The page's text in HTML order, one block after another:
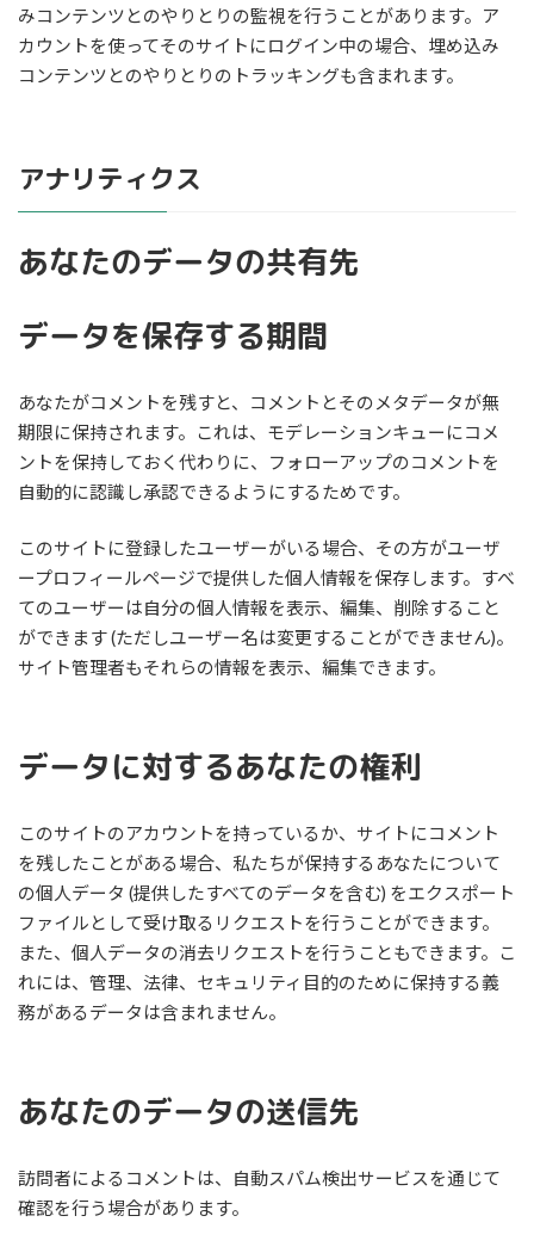
みコンテンツとのやりとりの監視を行うことがあります。ア
カウントを使ってそのサイトにログイン中の場合、埋め込み
コンテンツとのやりとりのトラッキングも含まれます。
アナリティクス
あなたのデータの共有先
データを保存する期間
あなたがコメントを残すと、コメントとそのメタデータが無
期限に保持されます。これは、モデレーションキューにコメ
ントを保持しておく代わりに、フォローアップのコメントを
自動的に認識し承認できるようにするためです。
このサイトに登録したユーザーがいる場合、その方がユーザ
ープロフィールページで提供した個人情報を保存します。すべ
てのユーザーは自分の個人情報を表示、編集、削除すること
ができます (ただしユーザー名は変更することができません)。
サイト管理者もそれらの情報を表示、編集できます。
データに対するあなたの権利
このサイトのアカウントを持っているか、サイトにコメント
を残したことがある場合、私たちが保持するあなたについて
の個人データ (提供したすべてのデータを含む) をエクスポート
ファイルとして受け取るリクエストを行うことができます。
また、個人データの消去リクエストを行うこともできます。こ
れには、管理、法律、セキュリティ目的のために保持する義
務があるデータは含まれません。
あなたのデータの送信先
訪問者によるコメントは、自動スパム検出サービスを通じて
確認を行う場合があります。